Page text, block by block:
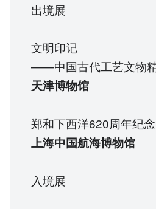
出境展
文明印记
——中国古代工艺文物
天津博物馆
郑和下西洋620周年纪
上海中国航海博物馆
入境展